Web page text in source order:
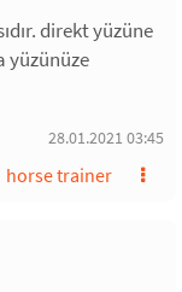
direkt yüzüne
yüzünüze
28.01.2021 03:45
horse trainer